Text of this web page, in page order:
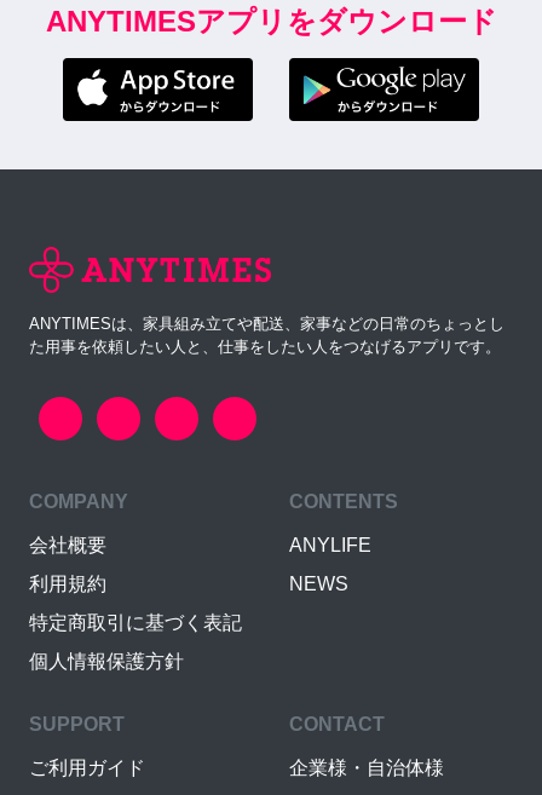
ANYTIMESアプリをダウンロード
ANYTIMESは、家具組み立てや配送、家事などの日常のちょっとし
た用事を依頼したい人と、仕事をしたい人をつなげるアプリです。
COMPANY
会社概要
利用規約
特定商取引に基づく表記
個人情報保護方針
CONTENTS
ANYLIFE
NEWS
SUPPORT
ご利用ガイド
CONTACT
企業様・自治体様